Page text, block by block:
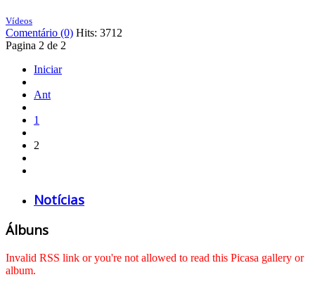
Vídeos
Comentário (0) Hits: 3712
Pagina 2 de 2
Iniciar
Ant
1
2
Notícias
Álbuns
Invalid RSS link or you're not allowed to read this Picasa gallery or
album.